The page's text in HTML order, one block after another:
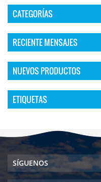
CATEGORÍAS
RECIENTE MENSAJES
NUEVOS PRODUCTOS
ETIQUETAS
SÍGUENOS